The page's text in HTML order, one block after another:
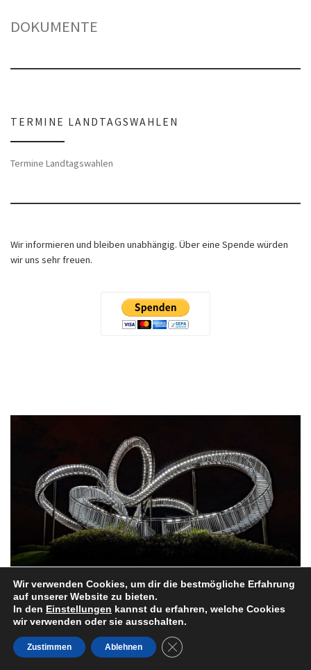
DOKUMENTE
TERMINE LANDTAGSWAHLEN
Termine Landtagswahlen
Wir informieren und bleiben unabhängig. Über eine Spende würden
wir uns sehr freuen.
Datenschutz
Wir verwenden Cookies, um dir die bestmögliche Erfahrung
auf unserer Website zu bieten.
In den Einstellungen kannst du erfahren, welche Cookies
wir verwenden oder sie ausschalten.
Zustimmen Ablehnen GDPR Cookie-Banner